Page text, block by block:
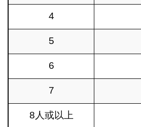
4
5
6
7
8人或以上